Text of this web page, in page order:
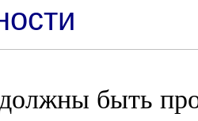
быть